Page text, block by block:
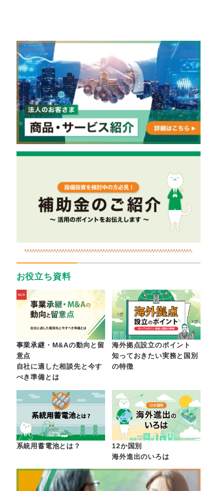
お役立ち資料
事業承継・M&Aの動向と留
意点
自社に適した相談先と今す
べき準備とは
海外拠点設立のポイント
知っておきたい実務と国別
の特徴
系統用蓄電池とは？
12か国別
海外進出のいろは